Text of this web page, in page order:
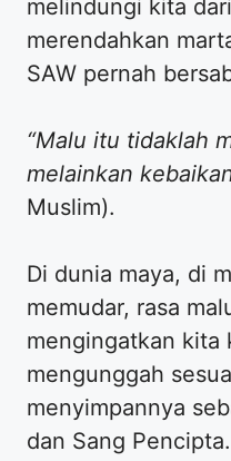
melindungi kita
merendahkan
SAW pernah
“Malu itu tidaklah
melainkan
Muslim).
​Di dunia maya, di
memudar, rasa
mengingatkan kita
mengunggah
menyimpannya
dan Sang Pencipta.